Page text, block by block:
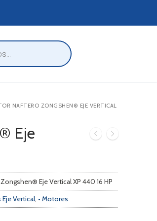
NAFTERO ZONGSHEN® EJE VERTICAL
Eje
Eje Vertical XP 440 16 HP
Vertical, • Motores